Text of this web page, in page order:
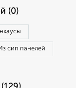
(0)
сип панелей